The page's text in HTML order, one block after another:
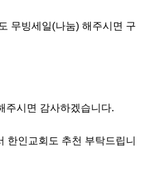
무빙세일(나눔) 해주시면 구
주시면 감사하겠습니다.
한인교회도 추천 부탁드립니